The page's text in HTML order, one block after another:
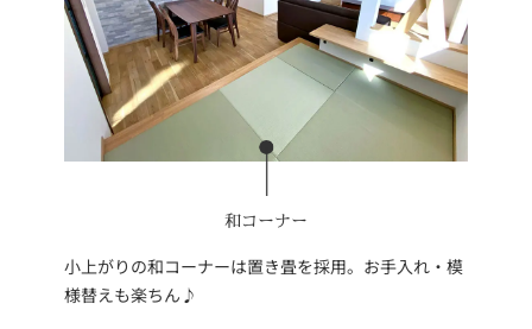
和コーナー
小上がりの和コーナーは置き畳を採用。お手入れ・模
様替えも楽ちん♪